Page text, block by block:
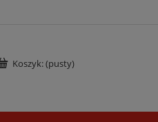
Koszyk:(pusty)